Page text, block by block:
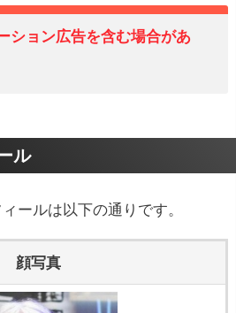
ション広告を含む場合があ
ル
ールは以下の通りです。
顔写真